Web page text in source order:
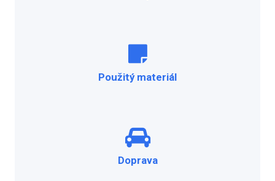
Použitý materiál
Doprava